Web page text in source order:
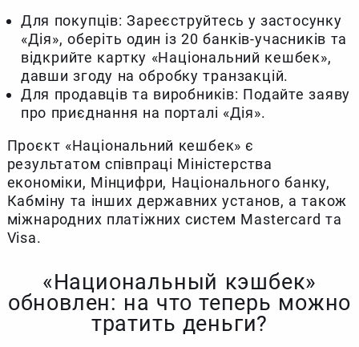
Для покупців: Зареєструйтесь у застосунку
«Дія», оберіть один із 20 банків-учасників та
відкрийте картку «Національний кешбек»,
давши згоду на обробку транзакцій.
Для продавців та виробників: Подайте заяву
про приєднання на порталі «Дія».
Проєкт «Національний кешбек» є
результатом співпраці Міністерства
економіки, Мінцифри, Національного банку,
Кабміну та інших державних установ, а також
міжнародних платіжних систем Mastercard та
Visa.
«Национальный кэшбек»
обновлен: на что теперь можно
тратить деньги?